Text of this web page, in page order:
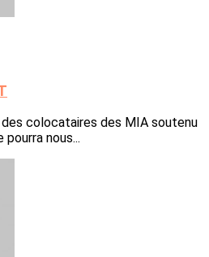
colocataires des MIA soutenu
nous...